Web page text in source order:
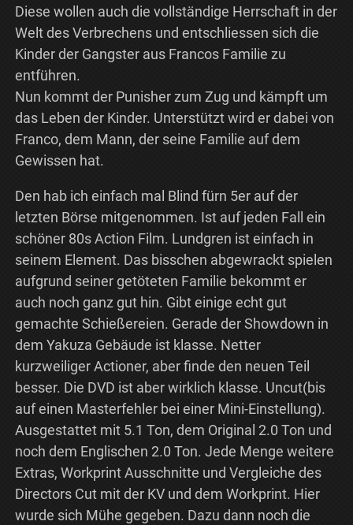
Diese wollen auch die vollständige Herrschaft in der
Welt des Verbrechens und entschliessen sich die
Kinder der Gangster aus Francos Familie zu
entführen.
Nun kommt der Punisher zum Zug und kämpft um
das Leben der Kinder. Unterstützt wird er dabei von
Franco, dem Mann, der seine Familie auf dem
Gewissen hat.
Den hab ich einfach mal Blind fürn 5er auf der
letzten Börse mitgenommen. Ist auf jeden Fall ein
schöner 80s Action Film. Lundgren ist einfach in
seinem Element. Das bisschen abgewrackt spielen
aufgrund seiner getöteten Familie bekommt er
auch noch ganz gut hin. Gibt einige echt gut
gemachte Schießereien. Gerade der Showdown in
dem Yakuza Gebäude ist klasse. Netter
kurzweiliger Actioner, aber finde den neuen Teil
besser. Die DVD ist aber wirklich klasse. Uncut(bis
auf einen Masterfehler bei einer Mini-Einstellung).
Ausgestattet mit 5.1 Ton, dem Original 2.0 Ton und
noch dem Englischen 2.0 Ton. Jede Menge weitere
Extras, Workprint Ausschnitte und Vergleiche des
Directors Cut mit der KV und dem Workprint. Hier
wurde sich Mühe gegeben. Dazu dann noch die